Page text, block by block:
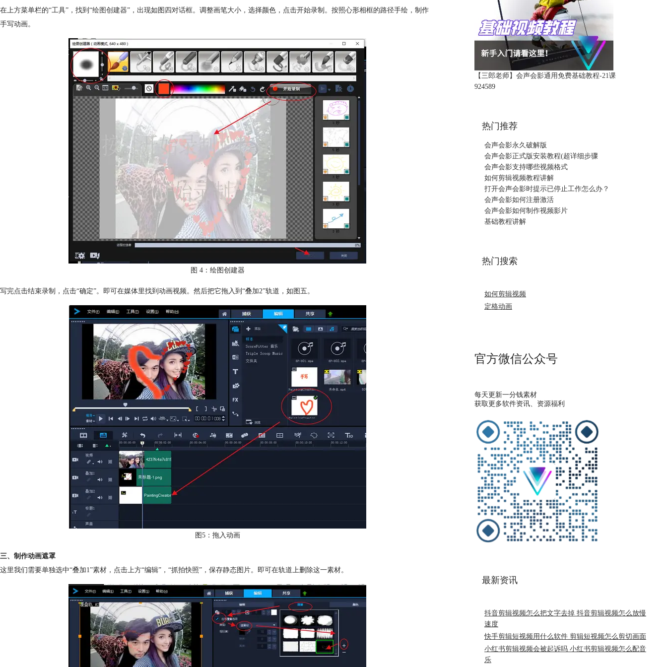
在上方菜单栏的“工具”，找到“绘图创建器”，出现如图四对话框。调整画笔大小，选择颜色，点击开始录制。按照心形相框的路径手绘，制作
手写动画。
图 4：绘图创建器
写完点击结束录制，点击“确定”。即可在媒体里找到动画视频。然后把它拖入到“叠加2”轨道，如图五。
图5：拖入动画
三、制作动画遮罩
这里我们需要单独选中“叠加1”素材，点击上方“编辑”，“抓拍快照”，保存静态图片。即可在轨道上删除这一素材。
【三郎老师】会声会影通用免费基础教程-21课
924589
热门推荐
会声会影永久破解版
会声会影正式版安装教程(超详细步骤
会声会影支持哪些视频格式
如何剪辑视频教程讲解
打开会声会影时提示已停止工作怎么办？
会声会影如何注册激活
会声会影如何制作视频影片
基础教程讲解
热门搜索
如何剪辑视频
定格动画
官方微信公众号
每天更新一分钱素材
获取更多软件资讯、资源福利
最新资讯
抖音剪辑视频怎么把文字去掉 抖音剪辑视频怎么放慢
速度
快手剪辑短视频用什么软件 剪辑短视频怎么剪切画面
小红书剪辑视频会被起诉吗 小红书剪辑视频怎么配音
乐